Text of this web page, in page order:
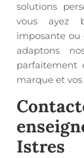
solutions
vous ayez
imposante ou
adaptons
parfaitement
marque et
Istres